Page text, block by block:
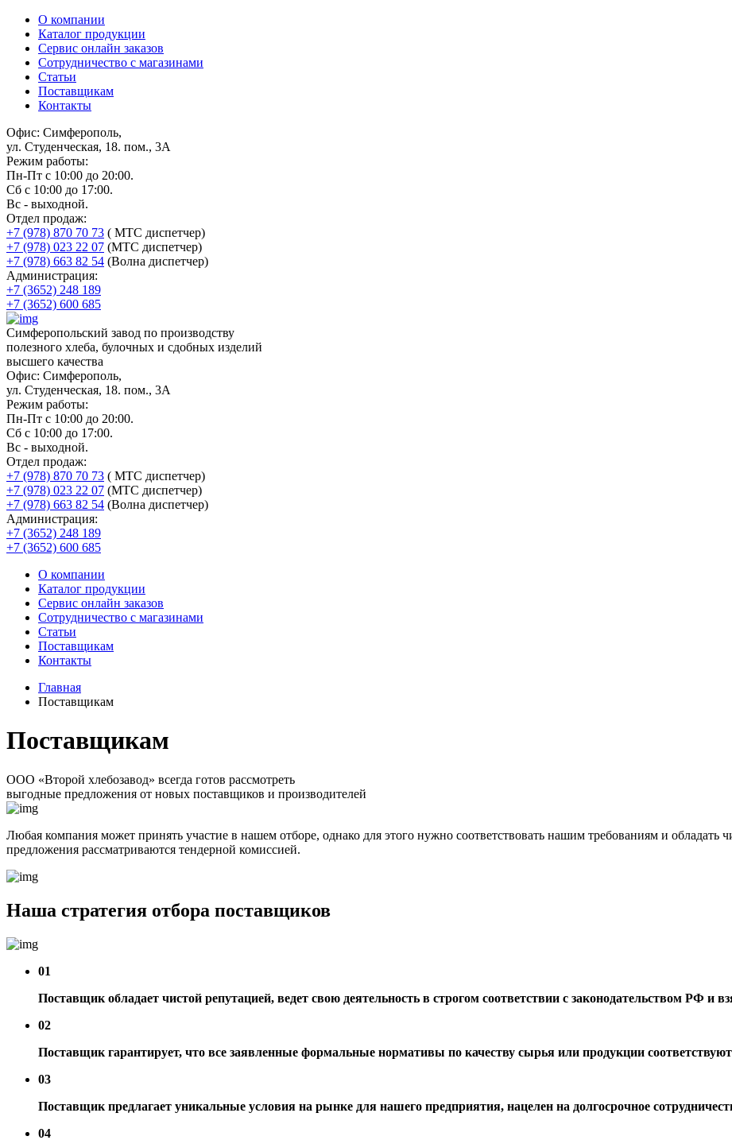
О компании
Каталог продукции
Сервис онлайн заказов
Сотрудничество с магазинами
Статьи
Поставщикам
Контакты
Офис: Симферополь,
ул. Студенческая, 18. пом., 3А
Режим работы:
Пн-Пт с 10:00 до 20:00.
Сб с 10:00 до 17:00.
Вс - выходной.
Отдел продаж:
+7 (978) 870 70 73 ( МТС диспетчер)
+7 (978) 023 22 07 (МТС диспетчер)
+7 (978) 663 82 54 (Волна диспетчер)
Администрация:
+7 (3652) 248 189
+7 (3652) 600 685
Симферопольский завод по производству
полезного хлеба, булочных и сдобных изделий
высшего качества
Офис: Симферополь,
ул. Студенческая, 18. пом., 3А
Режим работы:
Пн-Пт с 10:00 до 20:00.
Сб с 10:00 до 17:00.
Вс - выходной.
Отдел продаж:
+7 (978) 870 70 73 ( МТС диспетчер)
+7 (978) 023 22 07 (МТС диспетчер)
+7 (978) 663 82 54 (Волна диспетчер)
Администрация:
+7 (3652) 248 189
+7 (3652) 600 685
О компании
Каталог продукции
Сервис онлайн заказов
Сотрудничество с магазинами
Статьи
Поставщикам
Контакты
Главная
Поставщикам
Поставщикам
ООО «Второй хлебозавод» всегда готов рассмотреть
выгодные предложения от новых поставщиков и производителей
Любая компания может принять участие в нашем отборе, однако для этого нужно соответствовать нашим требованиям и
предложения рассматриваются тендерной комиссией.
Наша стратегия отбора поставщиков
01
Поставщик обладает чистой репутацией, ведет свою деятельность в строгом соответствии с законодательством РФ и
02
Поставщик гарантирует, что все заявленные формальные нормативы по качеству сырья или продукции
03
Поставщик предлагает уникальные условия на рынке для нашего предприятия, нацелен на долгосрочное
04